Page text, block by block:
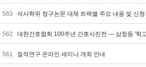
563 석사학위 청구논문 대체 트랙별 주요 내용 및 신청
562 대한간호협회 100주년 간호사진전 --- 삼청동 '학
561 질적연구 온라인 세미나 개최 안내